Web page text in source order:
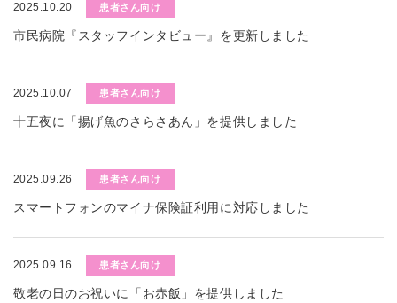
2025.10.20 患者さん向け
市民病院『スタッフインタビュー』を更新しました
2025.10.07 患者さん向け
十五夜に「揚げ魚のさらさあん」を提供しました
2025.09.26 患者さん向け
スマートフォンのマイナ保険証利用に対応しました
2025.09.16 患者さん向け
敬老の日のお祝いに「お赤飯」を提供しました